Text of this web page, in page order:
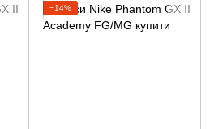
−14%